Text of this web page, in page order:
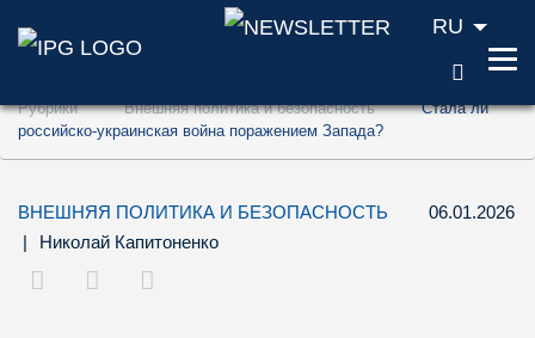
Перейти к содержанию (ключ доступа
Перейти к поиску (ключ доступа '2')
RU
Рубрики Внешняя политика и безопасность
Стала ли
российско-украинская война поражением Запада?
ВНЕШНЯЯ ПОЛИТИКА И БЕЗОПАСНОСТЬ
06.01.2026
|
Николай Капитоненко